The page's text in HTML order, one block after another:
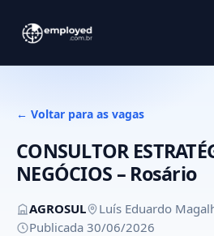
← Voltar para as vagas
CONSULTOR
NEGÓCIOS – Rosário
AGROSUL
Luís Eduardo
Publicada 30/06/2026